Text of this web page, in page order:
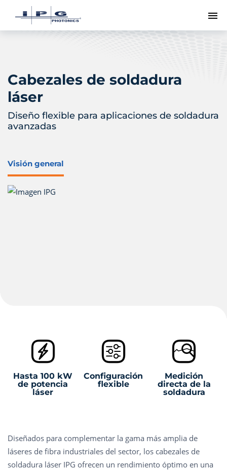
Cabezales de soldadura
láser
Diseño flexible para aplicaciones de soldadura
avanzadas
Visión general
Hasta 100 kW
de potencia
láser
Configuración
flexible
Medición
directa de la
soldadura
Diseñados para complementar la gama más amplia de
láseres de fibra industriales del sector, los cabezales de
soldadura láser IPG ofrecen un rendimiento óptimo en una